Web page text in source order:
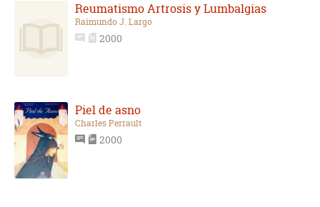
Reumatismo Artrosis y Lumbalgias
Raimundo J. Largo
2000
Piel de asno
Charles Perrault
2000